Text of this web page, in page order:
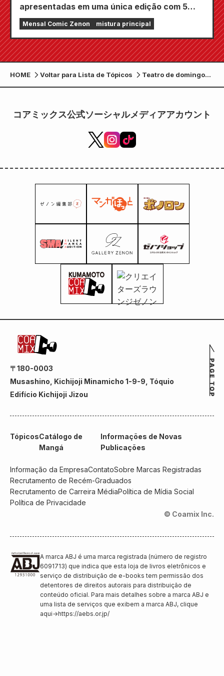
apresentadas em uma única edição com 5
capítulos!! A edição de setembro de 2026 da
revista em quadrinhos mensal Zenon estará à
venda em 24 de julho!!
Mensal Comic Zenon mistura principal
HOME Voltar para Lista de Tópicos
Teatro de domingo
"The 19th Chart" O
que trabalham no
コアミックス公式ソーシャルメディアアカウント
〒180-0003
Musashino, Kichijoji Minamicho 1-9-9, Tóquio
Edifício Kichijoji Jizou
TópicosCatálogo de
Mangá
Informações de Novas
Publicações
Informação da EmpresaContatoSobre Marcas Registradas
Recrutamento de Recém-Graduados
Recrutamento de Carreira MédiaPolítica de Mídia Social
Política de Privacidade
© Coamix Inc.
A marca ABJ é uma marca registrada (número de registro
6091713) que indica que esta loja de livros eletrônicos e
serviço de distribuição de e-books tem permissão dos
detentores de direitos autorais para distribuição de
conteúdo oficial. Para mais detalhes sobre a marca ABJ e
uma lista de serviços que exibem a marca ABJ, clique
aqui→https://aebs.or.jp/